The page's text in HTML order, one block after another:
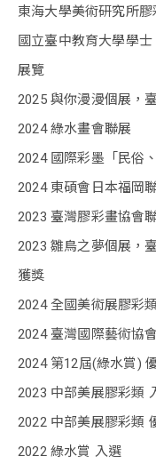
東海大學美術研究所
國立臺中教育大學學士
展覽
2025 與你漫漫個展，
2024 綠水畫會聯展
2024 國際彩墨「民俗
2024 東碩會日本福岡
2023 臺灣膠彩畫協會
2023 雛鳥之夢個展，
獲獎
2024 全國美術展膠彩
2024 臺灣國際藝術協
2024 第12屆(綠水賞)
2023 中部美展膠彩類
2022 中部美展膠彩類
2022 綠水賞 入選